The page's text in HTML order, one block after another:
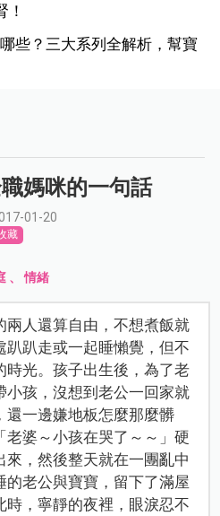
！
些？三大系列全解析，幫寶
媽咪的一句話
01-20
藏
、情緒
兩人還算自由，不想煮飯就
趴趴走或一起睡懶覺，但不
時光。孩子出生後，為了老
小孩，沒想到老公一回家就
還一邊嫌地板怎麼那麼髒
老婆～小孩在哭了～～」硬
來，然後整天就在一團亂中
的老公與寶寶，留下了滿屋
時，寧靜的夜裡，眼淚忍不